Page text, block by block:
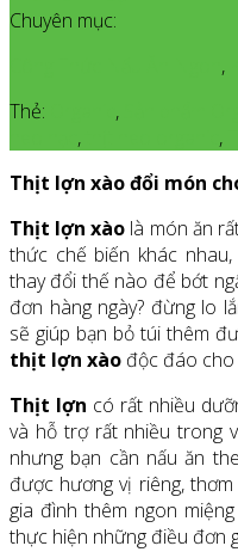
Chuyên mục:
,
Thẻ:
,
, ,
Thịt lợn xào đổi món
Thịt lợn xào là món ăn
thức chế biến khác
thay đổi thế nào để bớt
đơn hàng ngày? đừng lo
sẽ giúp bạn bỏ túi thêm
thịt lợn xào độc đáo cho
Thịt lợn có rất nhiều
và hỗ trợ rất nhiều trong
nhưng bạn cần nấu ăn
được hương vị riêng,
gia đình thêm ngon
thực hiện những điều đơn